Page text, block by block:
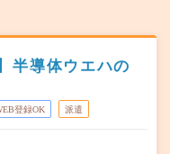
半導体ウエハの
登録OK 派遣